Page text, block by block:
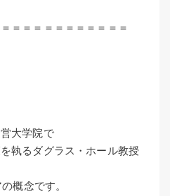
＝＝＝＝＝＝＝＝＝＝＝
大学院で
執るダグラス・ホール教授
概念です。